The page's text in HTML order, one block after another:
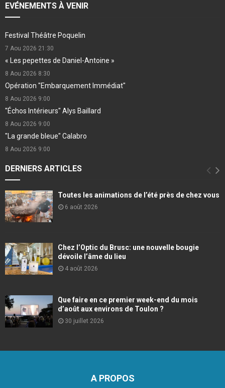
EVÉNEMENTS À VENIR
Festival Théâtre Poquelin
7 Aou 2026 21:30
« Les pepettes de Daniel-Antoine »
8 Aou 2026 8:30
Opération "Embarquement Immédiat"
8 Aou 2026 9:00
"Échos Intérieurs" Alys Baillard
8 Aou 2026 9:00
"La grande bleue" Calabro
8 Aou 2026 9:00
DERNIERS ARTICLES
Toutes les animations de l’été près de chez vous
6 août 2026
Chez l’Optic du Brusc: une nouvelle bougie
dévoile l’âme du lieu
4 août 2026
Que faire en ce premier week-end du mois
d’août aux environs de Toulon ?
30 juillet 2026
A PROPOS